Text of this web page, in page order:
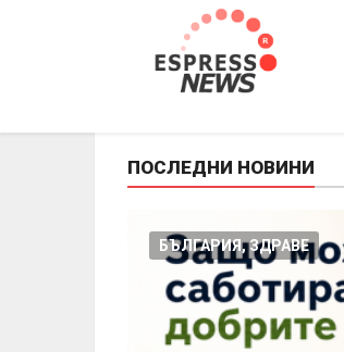
ПОСЛЕДНИ НОВИНИ
БЪЛГАРИЯ, ЗДРАВЕ